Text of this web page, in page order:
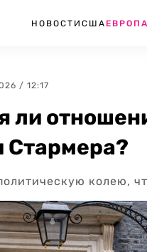
НОВОСТИ США ЕВРОПА
/ 12:17
ли
Стармера?
колею,